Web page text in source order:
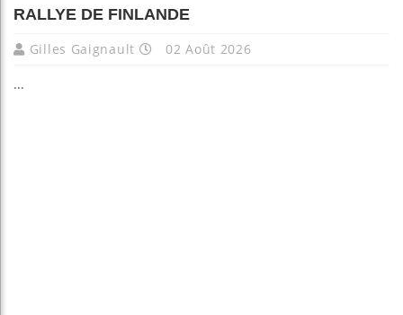
RALLYE DE FINLANDE
Gilles Gaignault 02 Août 2026
...